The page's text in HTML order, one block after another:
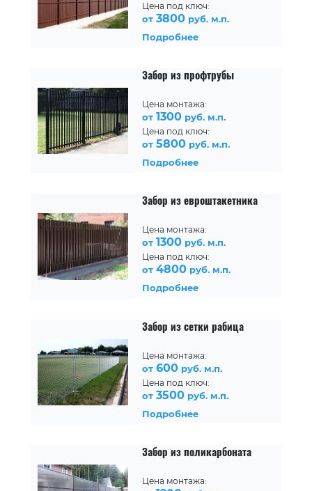
Цена под ключ:
от 3800 руб. м.п.
Подробнее
Забор из профтрубы
Цена монтажа:
от 1300 руб. м.п.
Цена под ключ:
от 5800 руб. м.п.
Подробнее
Забор из евроштакетника
Цена монтажа:
от 1300 руб. м.п.
Цена под ключ:
от 4800 руб. м.п.
Подробнее
Забор из сетки рабица
Цена монтажа:
от 600 руб. м.п.
Цена под ключ:
от 3500 руб. м.п.
Подробнее
Забор из поликарбоната
Цена монтажа: